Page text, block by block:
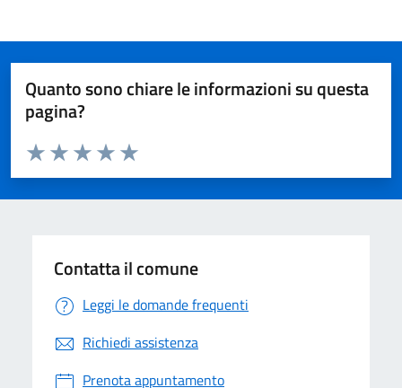
Quanto sono chiare le informazioni su questa
pagina?
Valuta da 1 a 5 stelle la pagina
Valuta 5 stelle su 5
Valuta 4 stelle su 5
Valuta 3 stelle su 5
Valuta 2 stelle su 5
Valuta 1 stelle su 5
Contatta il comune
Leggi le domande frequenti
Richiedi assistenza
Prenota appuntamento